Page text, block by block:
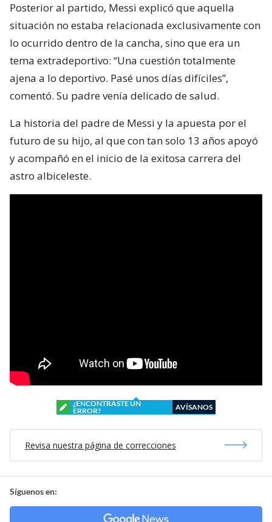
Posterior al partido, Messi explicó que aquella
situación no estaba relacionada exclusivamente con
lo ocurrido dentro de la cancha, sino que era un
tema extradeportivo: “Una cuestión totalmente
ajena a lo deportivo. Pasé unos días difíciles”,
comentó. Su padre venía delicado de salud.
La historia del padre de Messi y la apuesta por el
futuro de su hijo, al que con tan solo 13 años apoyó
y acompañó en el inicio de la exitosa carrera del
astro albiceleste.
¿ENCONTRASTE UN
ERROR?
AVÍSANOS
Revisa nuestra página de correcciones
Síguenos en: